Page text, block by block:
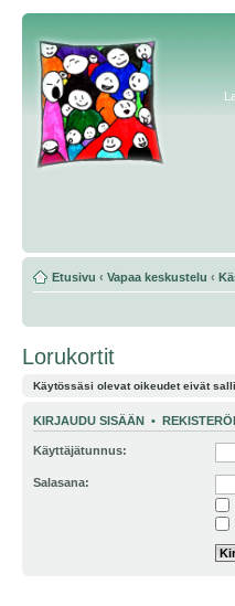
Etusivu ‹ Vapaa keskustelu ‹
Lorukortit
Käytössäsi olevat oikeudet eivät
KIRJAUDU SISÄÄN •
Käyttäjätunnus:
Salasana: